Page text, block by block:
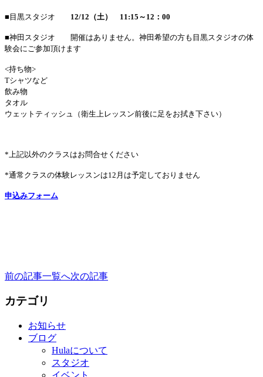
■目黒スタジオ 12/12（土） 11:15～12：00
■神田スタジオ 開催はありません。神田希望の方も目黒スタジオの体
験会にご参加頂けます
<持ち物>
Tシャツなど
飲み物
タオル
ウェットティッシュ（衛生上レッスン前後に足をお拭き下さい）
*上記以外のクラスはお問合せください
*通常クラスの体験レッスンは12月は予定しておりません
申込みフォーム
前の記事一覧へ次の記事
カテゴリ
お知らせ
ブログ
Hulaについて
スタジオ
イベント